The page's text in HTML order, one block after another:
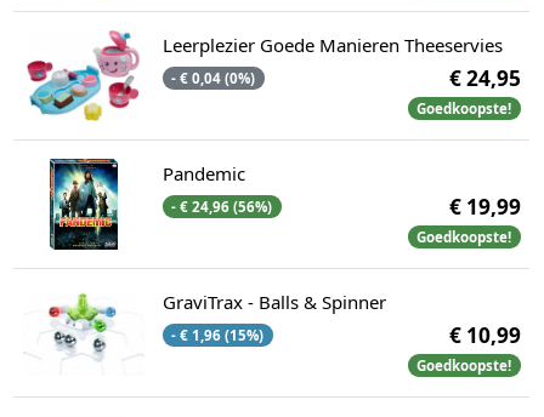
Leerplezier Goede Manieren Theeservies
- € 0,04 (0%) € 24,95
Goedkoopste!
Pandemic
- € 24,96 (56%) € 19,99
Goedkoopste!
GraviTrax - Balls & Spinner
- € 1,96 (15%) € 10,99
Goedkoopste!